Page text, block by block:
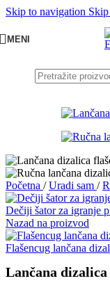
Skip to navigation
MENI
Početna / Uradi sam /
Dečiji šator za igranje
Nazad na proizvod
Flašencug lančana
Lančana dizalica